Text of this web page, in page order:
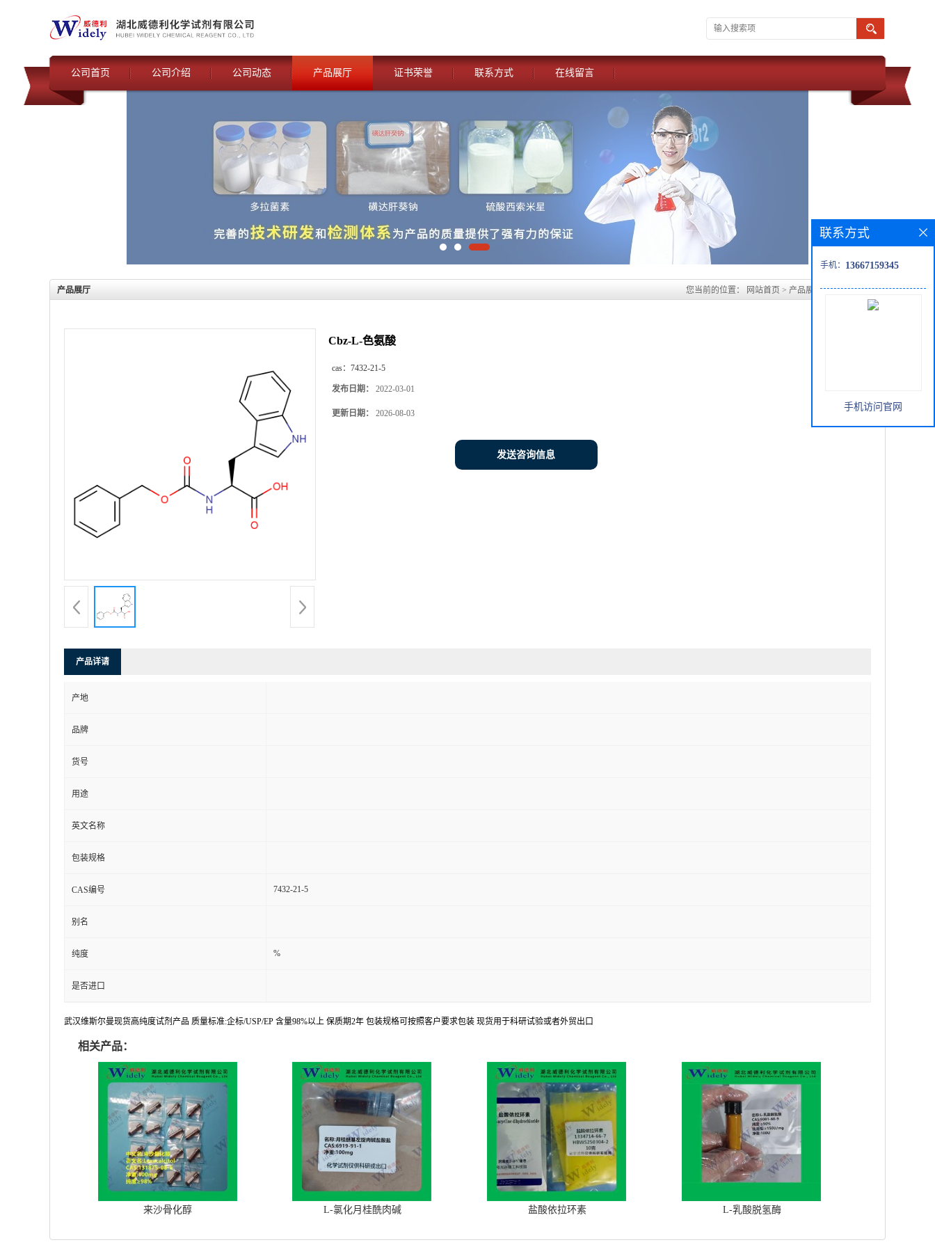
公司首页 公司介绍 公司动态 产品展厅 证书荣誉 联系方式 在线留言
产品展厅 您当前的位置： 网站首页 > 产品展厅>Cbz-L-色氨酸
Cbz-L-色氨酸
cas： 7432-21-5
发布日期： 2022-03-01
更新日期： 2026-08-03
发送咨询信息
产品详请
产地
品牌
货号
用途
英文名称
包装规格
CAS编号 7432-21-5
别名
纯度 %
是否进口
武汉维斯尔曼现货高纯度试剂产品 质量标准:企标/USP/EP 含量98%以上 保质期2年 包装规格可按照客户要求包装 现货用于科研试验或者外贸出口
相关产品：
来沙骨化醇 L-氯化月桂酰肉碱 盐酸依拉环素 L-乳酸脱氢酶
联系方式
手机： 13667159345
手机访问官网